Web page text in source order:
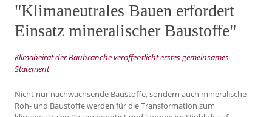
"Klimaneutrales Bauen erfordert
Einsatz mineralischer Baustoffe"
Klimabeirat der Baubranche veröffentlicht erstes gemeinsames
Statement
Nicht nur nachwachsende Baustoffe, sondern auch mineralische
Roh- und Baustoffe werden für die Transformation zum